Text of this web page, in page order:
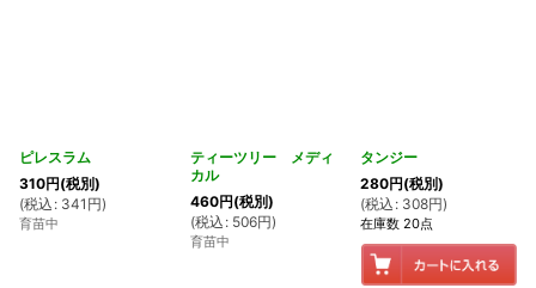
ピレスラム
310円(税別)
(税込 : 341 円)
育苗中
ティーツリー メディ
カル
460円(税別)
(税込 : 506円)
育苗中
タンジー
280円(税別)
(税込 : 308円)
在庫数 20点